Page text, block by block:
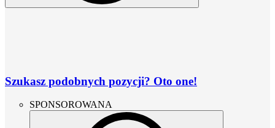
Szukasz podobnych pozycji? Oto one!
SPONSOROWANA